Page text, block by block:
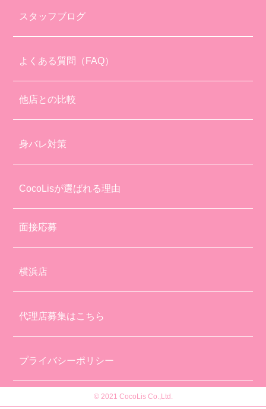
スタッフブログ
よくある質問（FAQ）
他店との比較
身バレ対策
CocoLisが選ばれる理由
面接応募
横浜店
代理店募集はこちら
プライバシーポリシー
© 2021 CocoLis Co.,Ltd.